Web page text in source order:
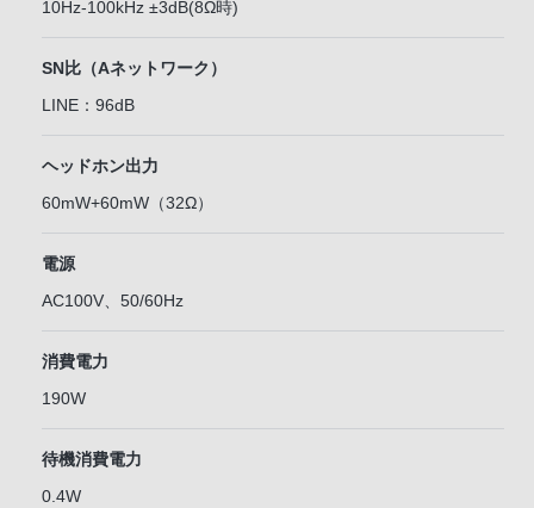
10Hz-100kHz ±3dB(8Ω時)
SN比（Aネットワーク）
LINE：96dB
ヘッドホン出力
60mW+60mW（32Ω）
電源
AC100V、50/60Hz
消費電力
190W
待機消費電力
0.4W